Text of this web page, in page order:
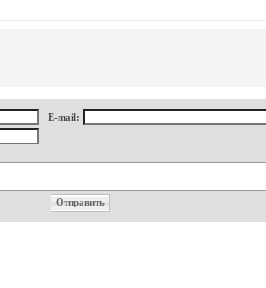
E-mail: